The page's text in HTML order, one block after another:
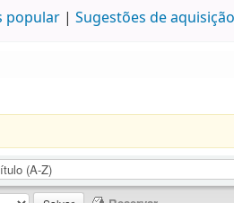
popular Sugestões de aquisição